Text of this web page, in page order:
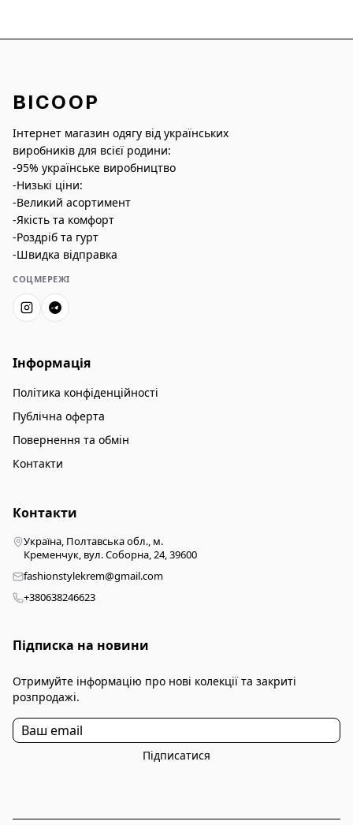
BICOOP
Інтернет магазин одягу від українських
виробників для всієї родини:
-95% українське виробництво
-Низькі ціни:
-Великий асортимент
-Якість та комфорт
-Роздріб та гурт
-Швидка відправка
СОЦМЕРЕЖІ
Інформація
Політика конфіденційності
Публічна оферта
Повернення та обмін
Контакти
Контакти
Україна, Полтавська обл., м.
Кременчук, вул. Соборна, 24, 39600
fashionstylekrem@gmail.com
+380638246623
Підписка на новини
Отримуйте інформацію про нові колекції та закриті
розпродажі.
Підписатися